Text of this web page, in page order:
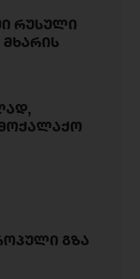
რუსული
მხარის
გზა